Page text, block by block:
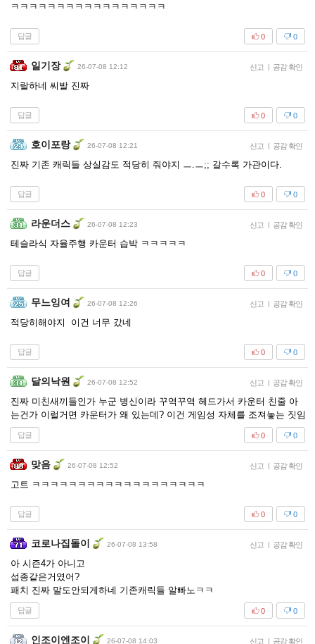
ㅋㅋㅋㅋㅋㅋㅋㅋㅋㅋㅋㅋㅋㅋㅋㅋㅋ
답글 0
0
일기장 26-07-08 12:12 신고 공감 확인
지랄하네 씨발 진짜
답글 0
0
호이포랑 26-07-08 12:21 신고 공감 확인
진짜 기존 캐릭들 상실감도 적당히 줘야지 ㅡ.ㅡ;; 갈수록 가관이다.
답글 0
0
라운더스 26-07-08 12:23 신고 공감 확인
테슬라식 자율주행 카운터 습박 ㅋㅋㅋㅋㅋ
답글 0
0
무느잉여 26-07-08 12:26 신고 공감 확인
적당히해야지 이건 너무 갔네
답글 0
0
달의낙원 26-07-08 12:52 신고 공감 확인
진짜 미친새끼들인가 누군 병신이라 꾸역꾸역 헤드가서 카운터 친줄 아
는건가 이럴거면 카운터가 왜 있는데? 이건 게임성 자체를 조져놓는 짓임
답글 0
0
맞음 26-07-08 12:52 신고 공감 확인
고트 ㅋㅋㅋㅋㅋㅋㅋㅋㅋㅋㅋㅋㅋㅋㅋㅋㅋㅋㅋ
답글 0
0
코로나집돌이 26-07-08 13:58 신고 공감 확인
아 시즌4가 아니고
섭종같은거였어?
패치 진짜 말도안되게하네 기존캐릭들 알빠노ㅋㅋ
답글 0
0
인조이엔조이 26-07-08 14:03 신고 공감 확인